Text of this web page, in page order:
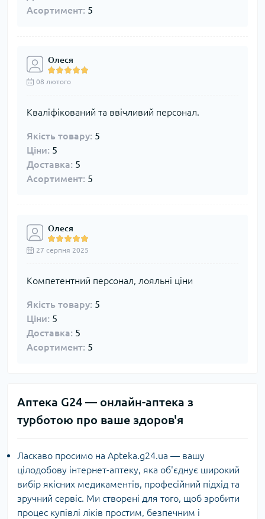
Асортимент: 5
Олеся
08 лютого
Кваліфікований та ввічливий персонал.
Якість товару: 5
Ціни: 5
Доставка: 5
Асортимент: 5
Олеся
27 серпня 2025
Компетентний персонал, лояльні ціни
Якість товару: 5
Ціни: 5
Доставка: 5
Асортимент: 5
Аптека G24 — онлайн-аптека з
турботою про ваше здоров'я
Ласкаво просимо на Apteka.g24.ua — вашу
цілодобову інтернет-аптеку, яка об'єднує широкий
вибір якісних медикаментів, професійний підхід та
зручний сервіс. Ми створені для того, щоб зробити
процес купівлі ліків простим, безпечним і